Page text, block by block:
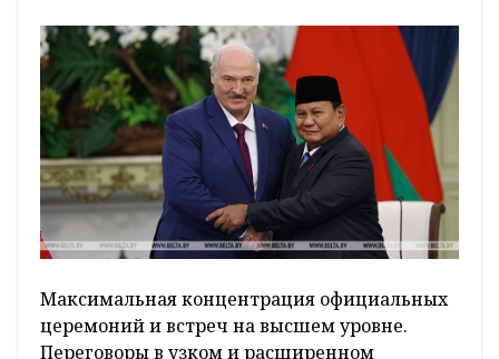
Максимальная концентрация официальных
церемоний и встреч на высшем уровне.
Переговоры в узком и расширенном